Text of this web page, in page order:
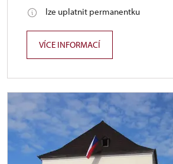
lze uplatnit permanentku
VÍCE INFORMACÍ